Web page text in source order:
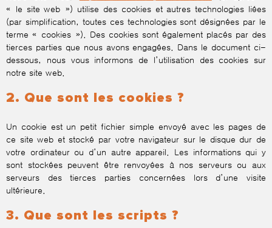
« le site web ») utilise des cookies et autres technologies liées
(par simplification, toutes ces technologies sont désignées par le
terme « cookies »). Des cookies sont également placés par des
tierces parties que nous avons engagées. Dans le document ci-
dessous, nous vous informons de l’utilisation des cookies sur
notre site web.
2. Que sont les cookies ?
Un cookie est un petit fichier simple envoyé avec les pages de
ce site web et stocké par votre navigateur sur le disque dur de
votre ordinateur ou d’un autre appareil. Les informations qui y
sont stockées peuvent être renvoyées à nos serveurs ou aux
serveurs des tierces parties concernées lors d’une visite
ultérieure.
3. Que sont les scripts ?